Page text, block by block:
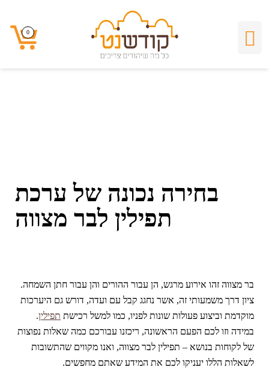
0
בחירה נכונה של ערכת
תפילין לבר מצווה
בחירה נכונה של ערכת
תפילין לבר מצווה
בר מצווה זהו אירוע מרגש, הן עבור ההורים והן עבור חתן השמחה.
ציון דרך משמעותי זה, אשר נחגג קבל עם ועדה, דורש גם היערכות
מוקדמת וביצוע פעולות שונות לפניו, כמו למשל רכישת תפילין.
במידה וזו לכם הפעם הראשונה, ריכזנו עבורכם כמה שאלות נפוצות
של לקוחות בנושא – תפילין לבר מצווה, ואנו מקווים שהתשובות
לשאלות הללו יעניקו לכם את המידע שאתם מחפשים.
0